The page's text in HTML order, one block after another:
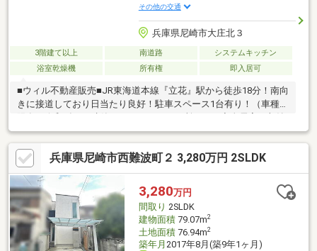
その他の交通
兵庫県尼崎市大庄北３
3階建て以上 南道路
システムキッチン
浴室乾燥機
所有権 即入居可
■ウィル不動産販売■JR東海道本線『立花』駅から徒歩18分！南向
きに接道しており日当たり良好！駐車スペース1台有り！（車種制
あり！◇食洗器・洗浄便座・浴室乾燥機などの付帯設備も充実！
◇周辺は自転車での移動にも嬉しいフラットな地勢！◇小・中学
校が徒歩圏内10分圏内でお子様の通学にも安心！【弊社の特徴に
ついて】■お車でのご来場も可能です。駐車場も完備しておりま
すのでご利用ください。■キッズスペースもございますので、小
さなお子様がいらっしゃるご家庭もお気軽にご来場ください！
兵庫県尼崎市西難波町２ 3,280万円 2SLDK
3,280万円
間取り 2SLDK
建物面積79.07m2
土地面積76.94m2
築年月 2017年8月(築9年1ヶ月)